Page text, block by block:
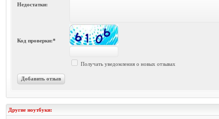
Недостатки:
Код проверки:*
Получать уведомления о новых отзывах
Добавить отзыв
Другие ноутбуки: